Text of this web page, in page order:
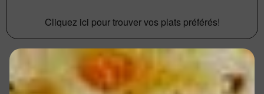
Cliquez ici pour trouver vos plats préférés!